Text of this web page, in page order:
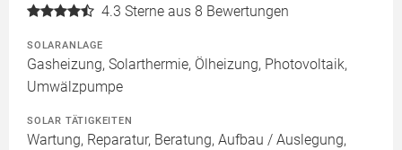
4.3 Sterne aus 8 Bewertungen
SOLARANLAGE
Gasheizung, Solarthermie, Ölheizung, Photovoltaik,
Umwälzpumpe
SOLAR TÄTIGKEITEN
Wartung, Reparatur, Beratung, Aufbau / Auslegung,